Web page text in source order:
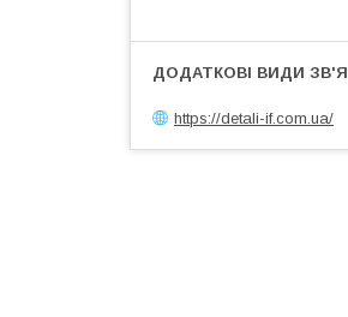
https://detali-if.com.ua/